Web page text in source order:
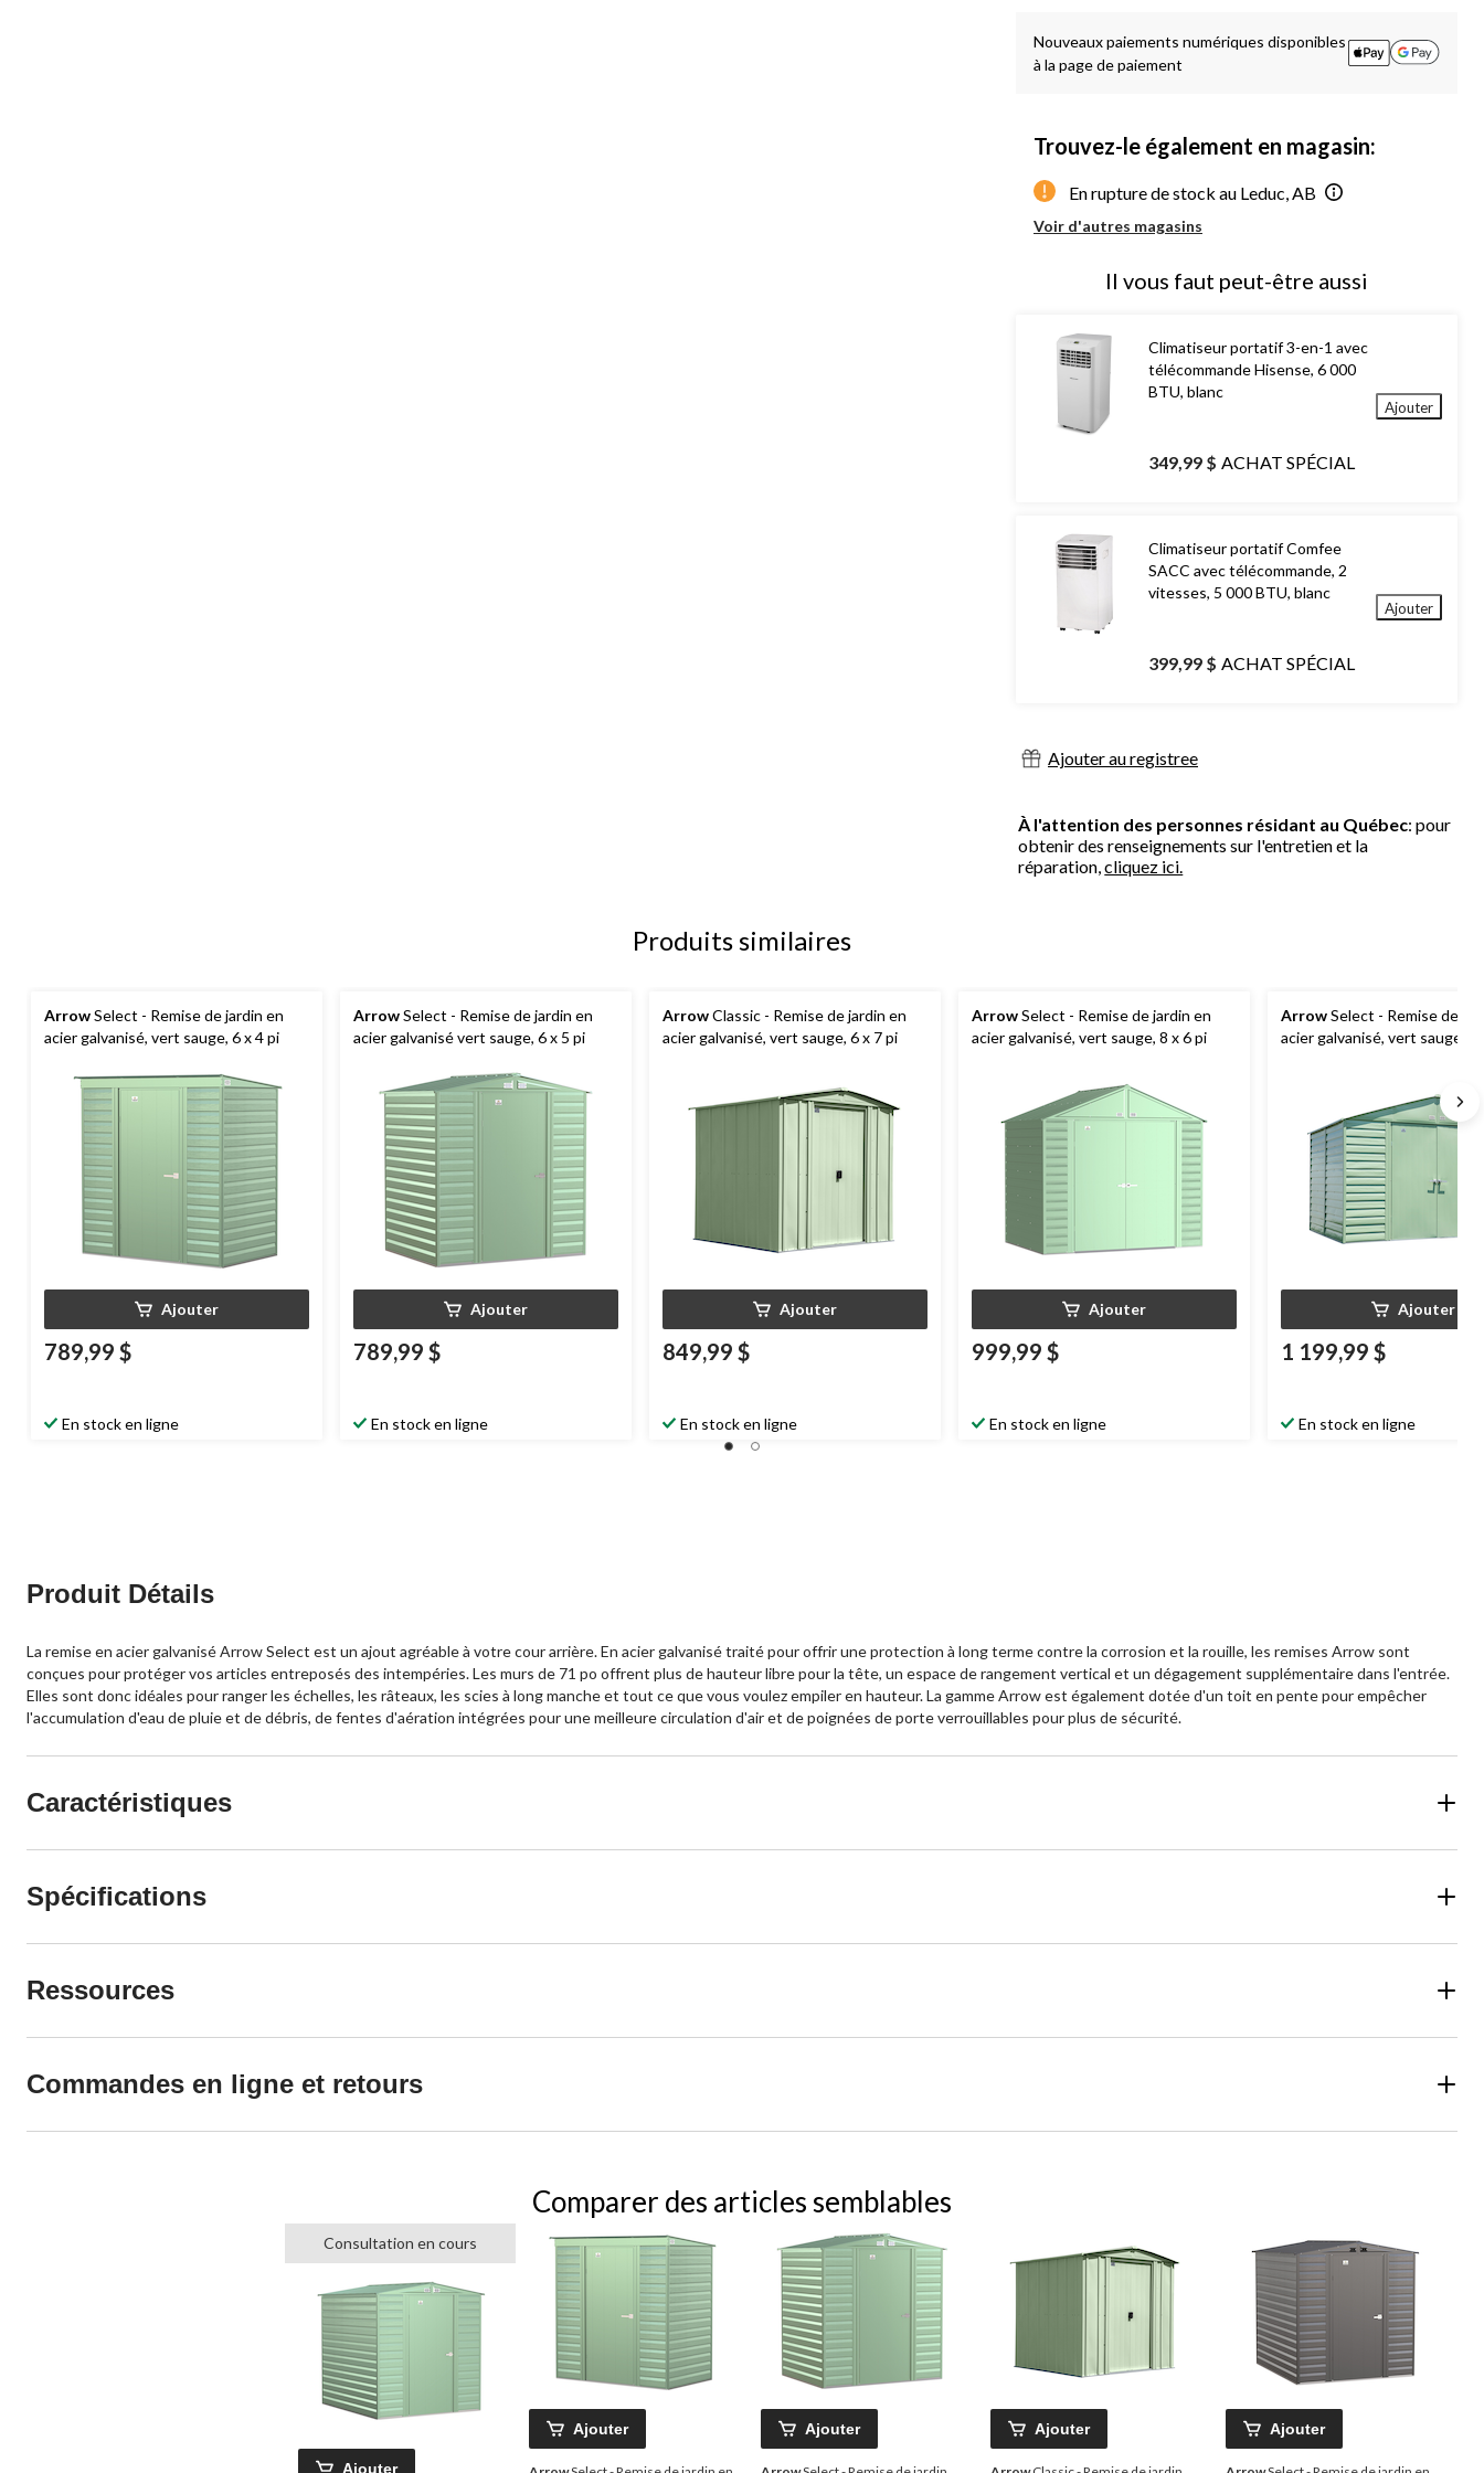
Nouveaux paiements numériques disponibles
à la page de paiement
Trouvez-le également en magasin:
En rupture de stock au Leduc, AB
Voir d'autres magasins
Il vous faut peut-être aussi
Climatiseur portatif 3-en-1 avec
télécommande Hisense, 6 000
BTU, blanc
349,99 $ ACHAT SPÉCIAL
Ajouter
Climatiseur portatif Comfee
SACC avec télécommande, 2
vitesses, 5 000 BTU, blanc
399,99 $ ACHAT SPÉCIAL
Ajouter
Ajouter au registree
À l'attention des personnes résidant au Québec: pour
obtenir des renseignements sur l'entretien et la
réparation,cliquez ici.
Produits similaires
ArrowSelect - Remise de jardin en
acier galvanisé, vert sauge, 6 x 4 pi
Ajouter
789,99 $
En stock en ligne
ArrowSelect - Remise de jardin en
acier galvanisé vert sauge, 6 x 5 pi
Ajouter
789,99 $
En stock en ligne
ArrowClassic - Remise de jardin en
acier galvanisé, vert sauge, 6 x 7 pi
Ajouter
849,99 $
En stock en ligne
ArrowSelect - Remise de jardin en
acier galvanisé, vert sauge, 8 x 6 pi
Ajouter
999,99 $
En stock en ligne
ArrowSelect - Remise de
acier galvanisé, vert sauge,
Ajouter
1 199,99 $
En stock en ligne
Produit Détails
La remise en acier galvanisé Arrow Select est un ajout agréable à votre cour arrière. En acier galvanisé traité pour offrir une protection à long terme contre la corrosion et la rouille, les remises Arrow sont
conçues pour protéger vos articles entreposés des intempéries. Les murs de 71 po offrent plus de hauteur libre pour la tête, un espace de rangement vertical et un dégagement supplémentaire dans l'entrée.
Elles sont donc idéales pour ranger les échelles, les râteaux, les scies à long manche et tout ce que vous voulez empiler en hauteur. La gamme Arrow est également dotée d'un toit en pente pour empêcher
l'accumulation d'eau de pluie et de débris, de fentes d'aération intégrées pour une meilleure circulation d'air et de poignées de porte verrouillables pour plus de sécurité.
Caractéristiques
Spécifications
Ressources
Commandes en ligne et retours
Comparer des articles semblables
Consultation en cours
Ajouter
Ajouter Ajouter Ajouter Ajouter